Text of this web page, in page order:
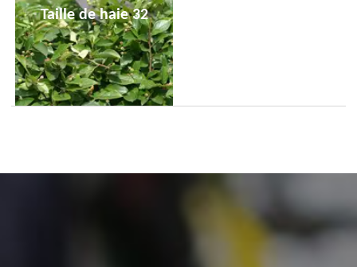
Taille de haie 32